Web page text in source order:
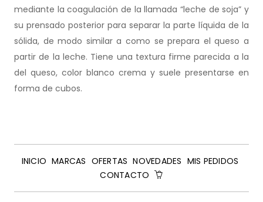
mediante la coagulación de la llamada “leche de soja” y
su prensado posterior para separar la parte líquida de la
sólida, de modo similar a como se prepara el queso a
partir de la leche. Tiene una textura firme parecida a la
del queso, color blanco crema y suele presentarse en
forma de cubos.
INICIO MARCAS OFERTAS NOVEDADES MIS PEDIDOS
CONTACTO